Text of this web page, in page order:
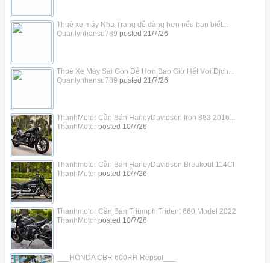
Thuê xe máy Nha Trang dễ dàng hơn nếu bạn biết...
Quanlynhansu789 posted 21/7/26
Thuê Xe Máy Sài Gòn Dễ Hơn Bao Giờ Hết Với Dịch...
Quanlynhansu789 posted 21/7/26
ThanhMotor Cần Bán HarleyDavidson Iron 883 2016...
ThanhMotorposted 10/7/26
Thanhmotor Cần Bán HarleyDavidson Breakout 114CI
ThanhMotorposted 10/7/26
Thanhmotor Cần Bán Triumph Trident 660 Model 2022
ThanhMotorposted 10/7/26
___HONDA CBR 600RR Repsol___